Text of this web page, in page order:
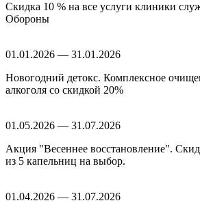
Скидка 10 % на все услуги клиники
Обороны
01.01.2026 — 31.01.2026
Новогодний детокс. Комплексное
алкоголя со скидкой 20%
01.05.2026 — 31.07.2026
Акция "Весеннее восстановление".
из 5 капельниц на выбор.
01.04.2026 — 31.07.2026